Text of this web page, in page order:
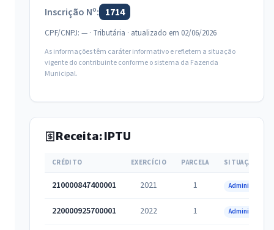
Inscrição Nº: 1714
CPF/CNPJ: — · Tributária · atualizado em 02/06/2026
As informações têm caráter informativo e refletem a situação
vigente do contribuinte conforme o sistema da Fazenda
Municipal.
Receita: IPTU
CRÉDITO EXERCÍCIO PARCELA SITUAÇÃO
210000847400001 2021 1 Administrativa
220000925700001 2022 1 Administrativa